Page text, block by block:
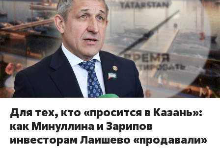
Для тех, кто «просится в Казань»:
как Минуллина и Зарипов
инвесторам Лаишево «продавали»